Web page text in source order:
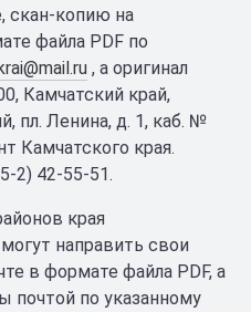
скан-копию на
файла PDF по
, а оригинал
Камчатский край,
пл. Ленина, д. 1, каб. №
Камчатского края.
2) 42-55-51.
края
направить свои
в формате файла PDF, а
почтой по указанному